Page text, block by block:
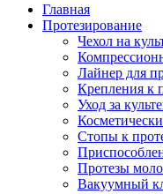
Главная
Протезирование
Чехол на
Лайнер для
Крепления к
Уход за
Стопы к
Протезы
Вакуумный